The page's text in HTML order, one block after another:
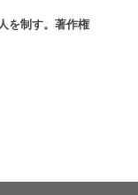
を制す。著作権